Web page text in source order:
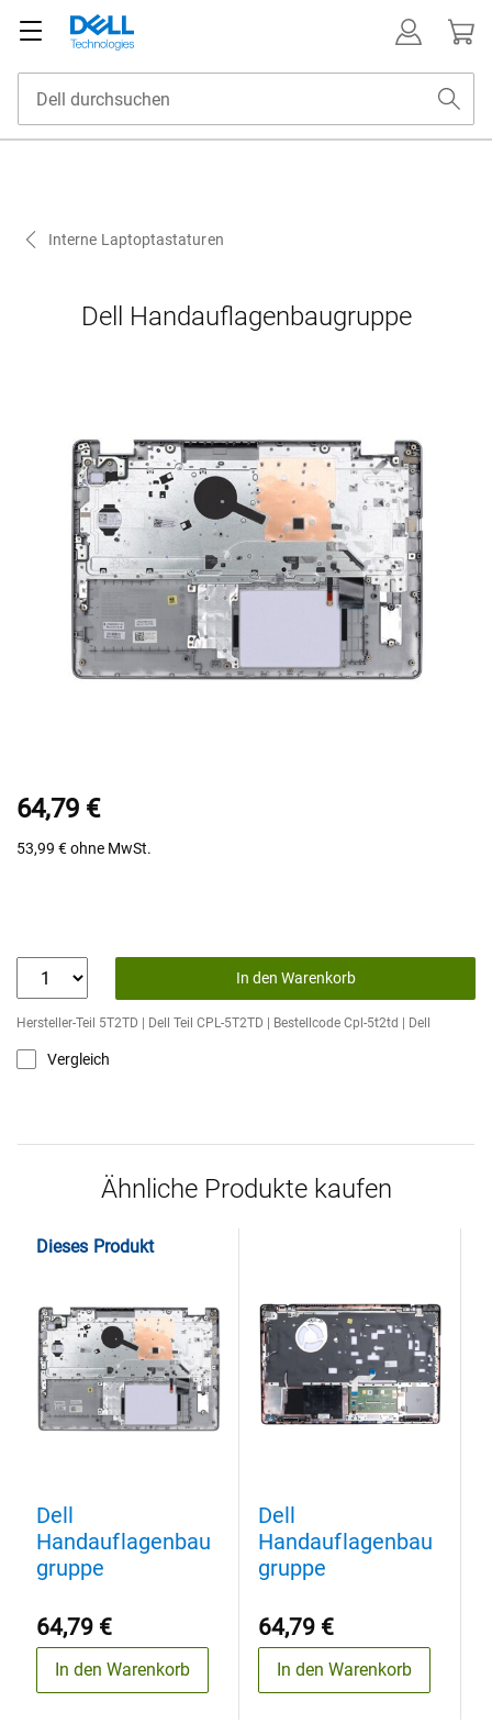
Interne Laptoptastaturen
Dell Handauflagenbaugruppe
64,79 €
53,99 €ohne MwSt.
In den Warenkorb
Hersteller-Teil 5T2TD | Dell Teil CPL-5T2TD | Bestellcode Cpl-5t2td | Dell
Vergleich
Ähnliche Produkte kaufen
Dieses Produkt
Dell
Handauflagenbau
gruppe
64,79 €
In den Warenkorb
Dell
Handauflagenbau
gruppe
64,79 €
In den Warenkorb